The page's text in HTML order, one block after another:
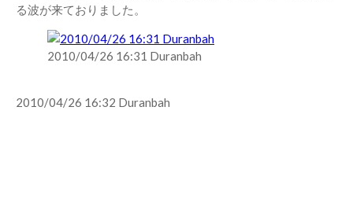
る波が来ておりました。
2010/04/26 16:31 Duranbah
2010/04/26 16:32 Duranbah